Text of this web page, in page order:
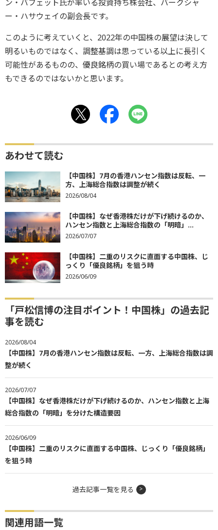
ン・バフェット氏が率いる投資持ち株会社、バークシャ
ー・ハサウェイの副会長です。
このように考えていくと、2022年の中国株の展望は決して
明るいものではなく、調整基調は思っている以上に長引く
可能性があるものの、優良銘柄の買い場であるとの考え方
もできるのではないかと思います。
あわせて読む
【中国株】7月の香港ハンセン指数は反転、一
方、上海総合指数は調整が続く
2026/08/04
【中国株】なぜ香港株だけが下げ続けるのか、
ハンセン指数と上海総合指数の「明暗」...
2026/07/07
【中国株】二重のリスクに直面する中国株、じ
っくり「優良銘柄」を狙う時
2026/06/09
「戸松信博の注目ポイント！中国株」の過去記
事を読む
2026/08/04
【中国株】7月の香港ハンセン指数は反転、一方、上海総合指数は調
整が続く
2026/07/07
【中国株】なぜ香港株だけが下げ続けるのか、ハンセン指数と上海
総合指数の「明暗」を分けた構造要因
2026/06/09
【中国株】二重のリスクに直面する中国株、じっくり「優良銘柄」
を狙う時
過去記事一覧を見る
関連用語一覧